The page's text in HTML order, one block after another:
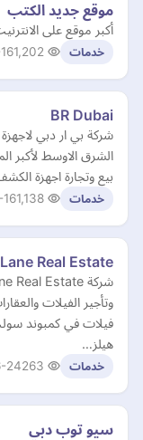
موقع جديد الكتب
أكبر موقع على
خدمات
BR Dubai
شركة بي ار دبي
الشرق الاوسط لأكبر
بيع وتجارة اجهزة
خدمات
Real Estate
وتأجير الفيلات
فيلات في كمبوند
هيلز…
خدمات 24
سيو توب دبي